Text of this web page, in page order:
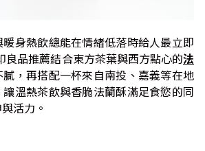
身熱飲總能在情緒低落時給人最立即
良品推薦結合東方茶葉與西方點心的法
膩，再搭配一杯來自南投、嘉義等在地
讓溫熱茶飲與香脆法蘭酥滿足食慾的同
活力。